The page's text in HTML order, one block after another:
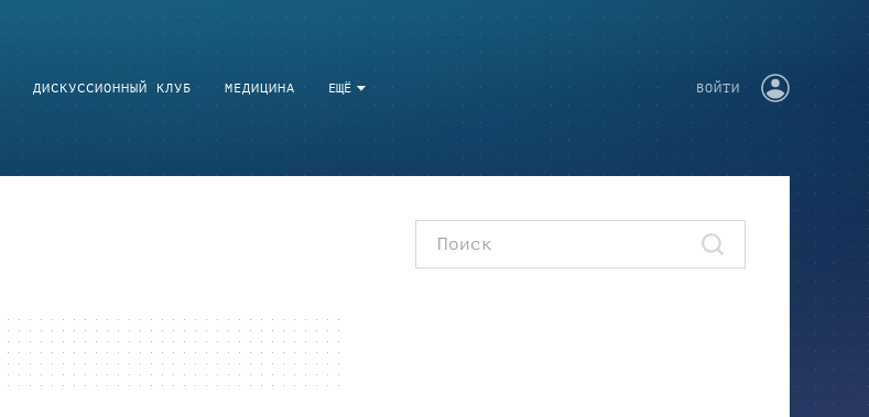
ЕЩЁ
ДИСКУССИОННЫЙ КЛУБ МЕДИЦИНА ВОЙТИ